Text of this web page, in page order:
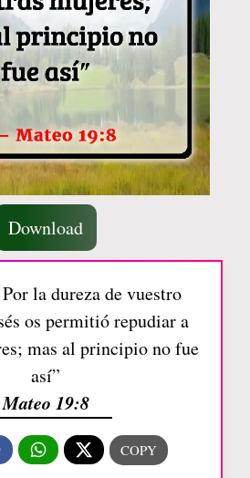
Download
la dureza de vuestro
os permitió repudiar a
mas al principio no fue
así”
Mateo 19:8